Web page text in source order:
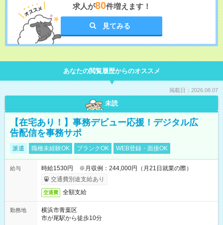
求人が80件増えます！
見てみる
あなたの閲覧履歴からのオススメ
掲載日：2026.08.07
未読
【在宅あり！】事務デビュー応援！デジタル広
告配信を事務サポ
派遣 職種未経験OK ブランクOK WEB登録・面接OK
給与
時給1530円 ※月収例：244,000円（月21日就業の際）
交通費別途支給あり
交通費 全額支給
勤務地
横浜市青葉区
市が尾駅から徒歩10分